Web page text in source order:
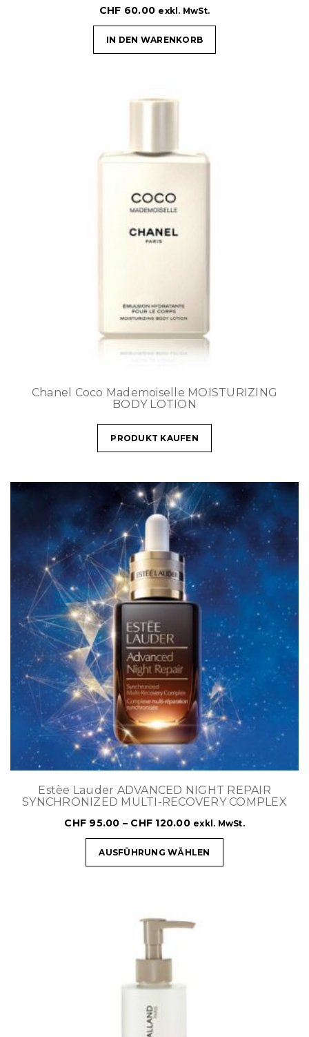
CHF 60.00 exkl. MwSt.
IN DEN WARENKORB
Chanel Coco Mademoiselle MOISTURIZING
BODY LOTION
PRODUKT KAUFEN
Estèe Lauder ADVANCED NIGHT REPAIR
SYNCHRONIZED MULTI-RECOVERY COMPLEX
CHF 95.00 – CHF 120.00 exkl. MwSt.
AUSFÜHRUNG WÄHLEN